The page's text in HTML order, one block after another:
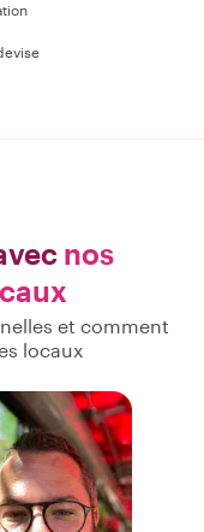
nos
et comment
locaux